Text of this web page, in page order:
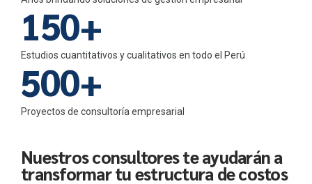
4
5
6
7
1
2
3
5
5
6
7
9
0+
Estudios cuantitativos y cualitativos en todo el Perú
4
5
6
7
9
0
9
0+
Proyectos de consultoría empresarial
Nuestros consultores te ayudarán a
transformar tu estructura de costos